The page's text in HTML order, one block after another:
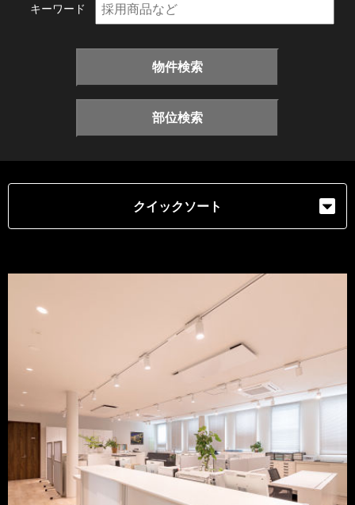
キーワード
物件検索
部位検索
クイックソート